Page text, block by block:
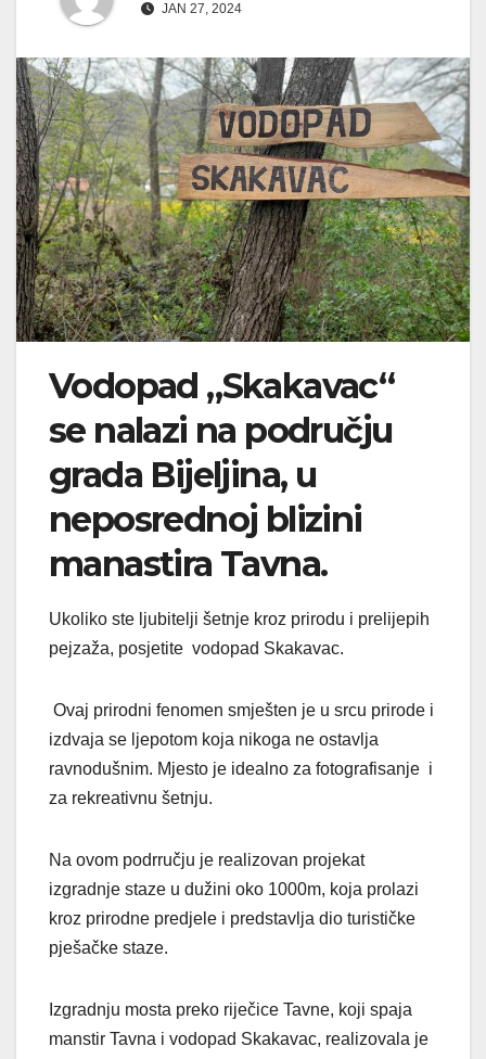
JAN 27, 2024
Vodopad „Skakavac“
se nalazi na području
grada Bijeljina, u
neposrednoj blizini
manastira Tavna.
Ukoliko ste ljubitelji šetnje kroz prirodu i prelijepih
pejzaža, posjetite vodopad Skakavac.
Ovaj prirodni fenomen smješten je u srcu prirode i
izdvaja se ljepotom koja nikoga ne ostavlja
ravnodušnim. Mjesto je idealno za fotografisanje i
za rekreativnu šetnju.
Na ovom podrručju je realizovan projekat
izgradnje staze u dužini oko 1000m, koja prolazi
kroz prirodne predjele i predstavlja dio turističke
pješačke staze.
Izgradnju mosta preko riječice Tavne, koji spaja
manstir Tavna i vodopad Skakavac, realizovala je